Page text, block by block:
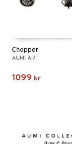
Chopper
AUMI ART
1099 kr